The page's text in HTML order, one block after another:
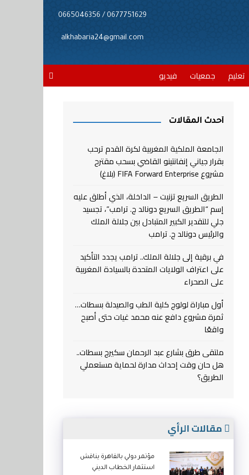
0677751629 / 0665046356
alkhabaria24@gmail.com
تعليم جمعيات فيديو
أحدث المقالات
الجامعة الملكية المغربية لكرة القدم ترحب
بقرار جياني إنفانتينو القاضي بسحب مقترح
مشروع FIFA Forward Enterprise (بلاغ)
الطريق السريع تزنيت – الداخلة، الذي أطلق عليه
إسم “الطريق السريع دونالد ج. ترامب”، تجسيد
جلي للتقدير الكبير المتبادل بين جلالة الملك
والرئيس دونالد ج. ترامب
في برقية إلى جلالة الملك.. ترامب يجدد التأكيد
على اعتراف الولايات المتحدة بالسيادة المغربية
على الصحراء
أول مباراة لولوج كلية الطب والصيدلة بسطات…
ثمرة مشروع دافع عنه محمد غيات حتى أصبح
واقعًا
ملتقى طرق بشارع عبد الرحمان سكيرج بسطات..
هل حان وقت إحداث مدارة لحماية مستعملي
الطريق؟
مقالات الرأي
مؤتمر دولي بالقاهرة يناقش
استثمار الخطاب الديني